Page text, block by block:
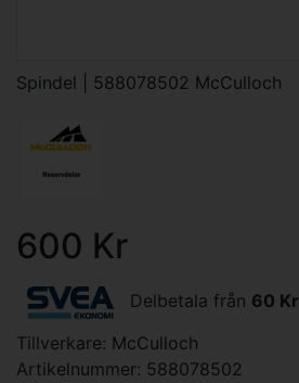
Spindel | 588078502 McCulloch
600 Kr
Delbetala från 60 Kr
Tillverkare: McCulloch
Artikelnummer: 588078502